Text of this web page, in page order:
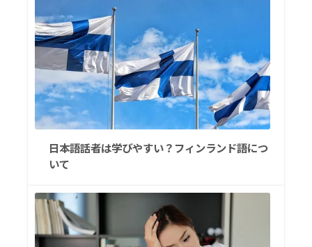
日本語話者は学びやすい？フィンランド語につ
いて